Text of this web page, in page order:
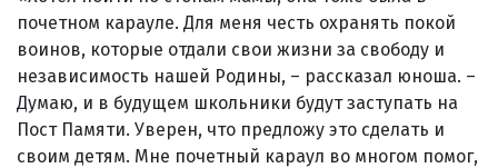
почетном карауле. Для меня честь охранять покой
воинов, которые отдали свои жизни за свободу и
независимость нашей Родины, – рассказал юноша. –
Думаю, и в будущем школьники будут заступать на
Пост Памяти. Уверен, что предложу это сделать и
своим детям. Мне почетный караул во многом помог,